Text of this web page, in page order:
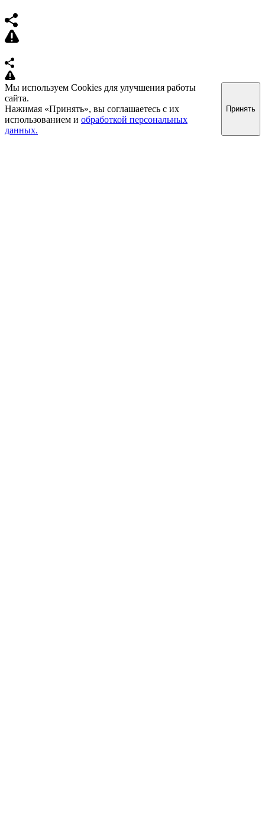
Мы используем Cookies для улучшения работы
сайта.
Нажимая «Принять», вы соглашаетесь с их
использованием и обработкой персональных
данных.
Принять